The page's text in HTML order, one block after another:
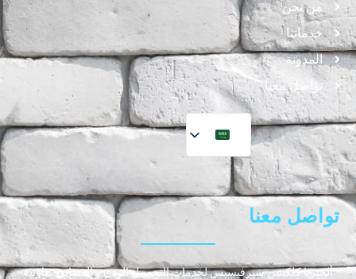
من نحن
خدماتنا
المدونة
تواصل معنا
تواصل معنا
ألجيريا كلكشن سيرفيسيس لخدمات التحصيل الودي و القضائي تعاونية